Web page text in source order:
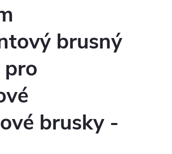
brusný
brusky -